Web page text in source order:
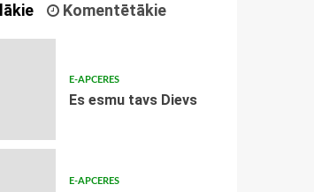
Komentētākie
E-APCERES
Es esmu tavs Dievs
E-APCERES